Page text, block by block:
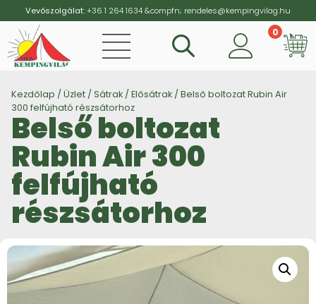
Vevőszolgálat:+36 1 264 1634&compfn; rendeles@kempingvilag.hu
0
Kezdőlap / Üzlet / Sátrak / Elősátrak / Belső boltozat Rubin Air
300 felfújható részsátorhoz
Belső boltozat
Rubin Air 300
felfújható
részsátorhoz